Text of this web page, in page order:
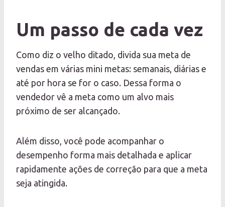
Um passo de cada vez
Como diz o velho ditado, divida sua meta de
vendas em várias mini metas: semanais, diárias e
até por hora se for o caso. Dessa forma o
vendedor vê a meta como um alvo mais
próximo de ser alcançado.
Além disso, você pode acompanhar o
desempenho forma mais detalhada e aplicar
rapidamente ações de correção para que a meta
seja atingida.